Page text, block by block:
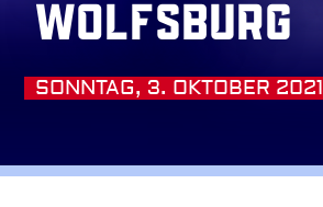
Wolfsburg
SONNTAG, 3. OKTOBER 2021